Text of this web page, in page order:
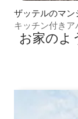
ザッテルのマン
キッチン付き
お家のよ